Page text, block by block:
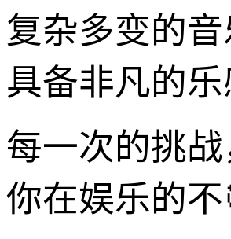
复杂多变的
具备非凡的
每一次的挑
你在娱乐的